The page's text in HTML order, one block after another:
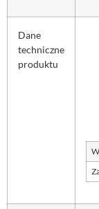
Dane
techniczne
produktu